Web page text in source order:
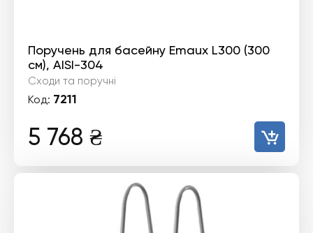
Поручень для басейну Emaux L300 (300
см), AISI-304
Сходи та поручні
Код: 7211
5 768 ₴